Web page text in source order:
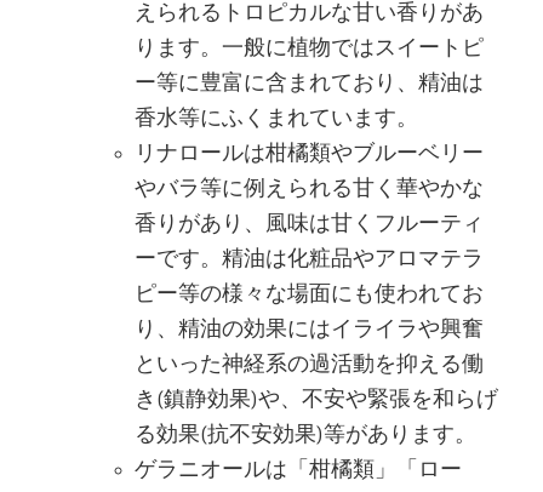
えられるトロピカルな甘い香りがあ
ります。一般に植物ではスイートピ
ー等に豊富に含まれており、精油は
香水等にふくまれています。
リナロールは柑橘類やブルーベリー
やバラ等に例えられる甘く華やかな
香りがあり、風味は甘くフルーティ
ーです。精油は化粧品やアロマテラ
ピー等の様々な場面にも使われてお
り、精油の効果にはイライラや興奮
といった神経系の過活動を抑える働
き(鎮静効果)や、不安や緊張を和らげ
る効果(抗不安効果)等があります。
ゲラニオールは「柑橘類」「ロー